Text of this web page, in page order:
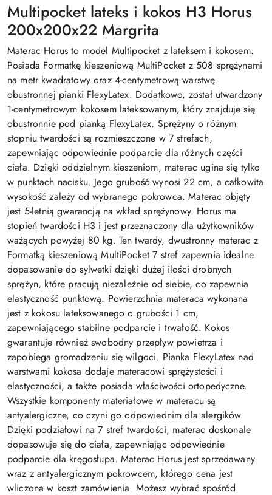
Multipocket lateks i kokos H3 Horus
200x200x22 Margrita
Materac Horus to model Multipocket z lateksem i kokosem.
Posiada Formatkę kieszeniową MultiPocket z 508 sprężynami
na metr kwadratowy oraz 4-centymetrową warstwę
obustronnej pianki FlexyLatex. Dodatkowo, został utwardzony
1-centymetrowym kokosem lateksowanym, który znajduje się
obustronnie pod pianką FlexyLatex. Sprężyny o różnym
stopniu twardości są rozmieszczone w 7 strefach,
zapewniając odpowiednie podparcie dla różnych części
ciała. Dzięki oddzielnym kieszeniom, materac ugina się tylko
w punktach nacisku. Jego grubość wynosi 22 cm, a całkowita
wysokość zależy od wybranego pokrowca. Materac objęty
jest 5-letnią gwarancją na wkład sprężynowy. Horus ma
stopień twardości H3 i jest przeznaczony dla użytkowników
ważących powyżej 80 kg. Ten twardy, dwustronny materac z
Formatką kieszeniową MultiPocket 7 stref zapewnia idealne
dopasowanie do sylwetki dzięki dużej ilości drobnych
sprężyn, które pracują niezależnie od siebie, co zapewnia
elastyczność punktową. Powierzchnia materaca wykonana
jest z kokosu lateksowanego o grubości 1 cm,
zapewniającego stabilne podparcie i trwałość. Kokos
gwarantuje również swobodny przepływ powietrza i
zapobiega gromadzeniu się wilgoci. Pianka FlexyLatex nad
warstwami kokosa dodaje materacowi sprężystości i
elastyczności, a także posiada właściwości ortopedyczne.
Wszystkie komponenty materiałowe w materacu są
antyalergiczne, co czyni go odpowiednim dla alergików.
Dzięki podziałowi na 7 stref twardości, materac doskonale
dopasowuje się do ciała, zapewniając odpowiednie
podparcie dla kręgosłupa. Materac Horus jest sprzedawany
wraz z antyalergicznym pokrowcem, którego cena jest
wliczona w koszt zamówienia. Możesz wybrać spośród